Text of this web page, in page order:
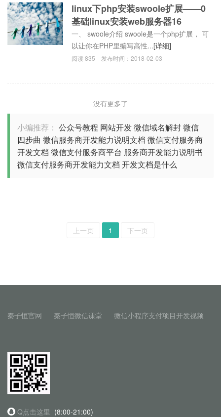
linux下php安装swoole扩展——0
基础linux安装web服务器16
一、 swoole介绍 swoole是一个php扩展， 可
以让你在PHP里编写高性...[详细]
阅读835 发布时间：2018-02-03
没有更多了
小编推荐： 公众号教程 网站开发微信域名解封微信
四步曲 微信服务商开发能力说明文档 微信支付服务商
开发文档 微信支付服务商平台 服务商开发能力说明书
微信支付服务商开发能力文档 开发文档是什么
上一页 1 下一页
秦子恒官网 秦子恒微信课堂 微信小程序支付项目开发视频
Q点击这里 (8:00-21:00)